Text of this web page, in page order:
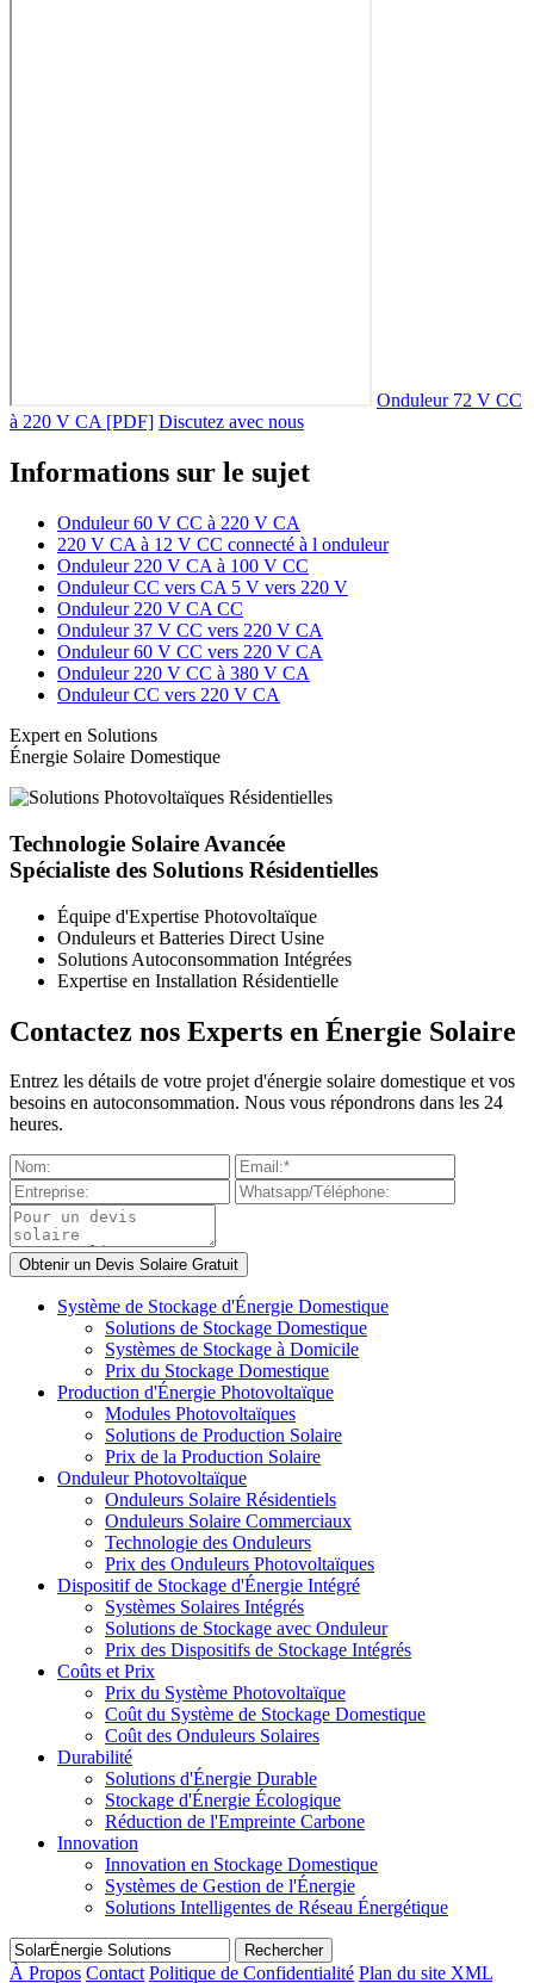
Onduleur 72 V CC
à 220 V CA [PDF] Discutez avec nous
Informations sur le sujet
Onduleur 60 V CC à 220 V CA
220 V CA à 12 V CC connecté à l onduleur
Onduleur 220 V CA à 100 V CC
Onduleur CC vers CA 5 V vers 220 V
Onduleur 220 V CA CC
Onduleur 37 V CC vers 220 V CA
Onduleur 60 V CC vers 220 V CA
Onduleur 220 V CC à 380 V CA
Onduleur CC vers 220 V CA
Expert en Solutions
Énergie Solaire Domestique
Technologie Solaire Avancée
Spécialiste des Solutions Résidentielles
Équipe d'Expertise Photovoltaïque
Onduleurs et Batteries Direct Usine
Solutions Autoconsommation Intégrées
Expertise en Installation Résidentielle
Contactez nos Experts en Énergie Solaire
Entrez les détails de votre projet d'énergie solaire domestique et vos
besoins en autoconsommation. Nous vous répondrons dans les 24
heures.
Système de Stockage d'Énergie Domestique
Solutions de Stockage Domestique
Systèmes de Stockage à Domicile
Prix du Stockage Domestique
Production d'Énergie Photovoltaïque
Modules Photovoltaïques
Solutions de Production Solaire
Prix de la Production Solaire
Onduleur Photovoltaïque
Onduleurs Solaire Résidentiels
Onduleurs Solaire Commerciaux
Technologie des Onduleurs
Prix des Onduleurs Photovoltaïques
Dispositif de Stockage d'Énergie Intégré
Systèmes Solaires Intégrés
Solutions de Stockage avec Onduleur
Prix des Dispositifs de Stockage Intégrés
Coûts et Prix
Prix du Système Photovoltaïque
Coût du Système de Stockage Domestique
Coût des Onduleurs Solaires
Durabilité
Solutions d'Énergie Durable
Stockage d'Énergie Écologique
Réduction de l'Empreinte Carbone
Innovation
Innovation en Stockage Domestique
Systèmes de Gestion de l'Énergie
Solutions Intelligentes de Réseau Énergétique
Rechercher
À Propos Contact Politique de Confidentialité Plan du site XML